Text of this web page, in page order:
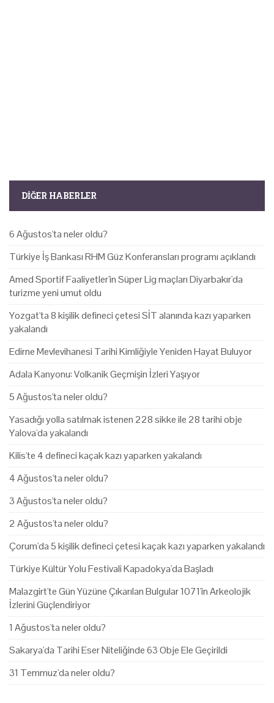
DIĞER HABERLER
6 Ağustos'ta neler oldu?
Türkiye İş Bankası RHM Güz Konferansları programı açıklandı
Amed Sportif Faaliyetler'in Süper Lig maçları Diyarbakır'da
turizme yeni umut oldu
Yozgat'ta 8 kişilik defineci çetesi SİT alanında kazı yaparken
yakalandı
Edirne Mevlevihanesi Tarihi Kimliğiyle Yeniden Hayat Buluyor
Adala Kanyonu: Volkanik Geçmişin İzleri Yaşıyor
5 Ağustos'ta neler oldu?
Yasadığı yolla satılmak istenen 228 sikke ile 28 tarihi obje
Yalova'da yakalandı
Kilis'te 4 defineci kaçak kazı yaparken yakalandı
4 Ağustos'ta neler oldu?
3 Ağustos'ta neler oldu?
2 Ağustos'ta neler oldu?
Çorum'da 5 kişilik defineci çetesi kaçak kazı yaparken yakalandı
Türkiye Kültür Yolu Festivali Kapadokya'da Başladı
Malazgirt'te Gün Yüzüne Çıkarılan Bulgular 1071'in Arkeolojik
İzlerini Güçlendiriyor
1 Ağustos'ta neler oldu?
Sakarya'da Tarihi Eser Niteliğinde 63 Obje Ele Geçirildi
31 Temmuz'da neler oldu?